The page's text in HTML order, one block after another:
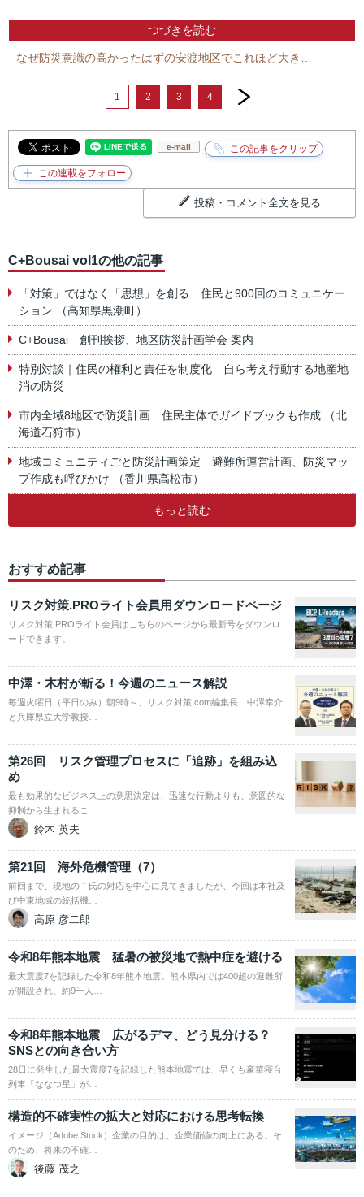
つづきを読む
なぜ防災意識の高かったはずの安渡地区でこれほど大き…
1 2 3 4
next
e-mail
投稿・コメント全文を見る
C+Bousai vol1の他の記事
「対策」ではなく「思想」を創る 住民と900回のコミュニケー
ション （高知県黒潮町）
C+Bousai 創刊挨拶、地区防災計画学会 案内
特別対談｜住民の権利と責任を制度化 自ら考え行動する地産地
消の防災
市内全域8地区で防災計画 住民主体でガイドブックも作成 （北
海道石狩市）
地域コミュニティごと防災計画策定 避難所運営計画、防災マッ
プ作成も呼びかけ （香川県高松市）
もっと読む
おすすめ記事
リスク対策.PROライト会員用ダウンロードページ
リスク対策.PROライト会員はこちらのページから最新号をダウンロ
ードできます。
中澤・木村が斬る！今週のニュース解説
毎週火曜日（平日のみ）朝9時～、リスク対策.com編集長 中澤幸介
と兵庫県立大学教授…
第26回 リスク管理プロセスに「追跡」を組み込
め
最も効果的なビジネス上の意思決定は、迅速な行動よりも、意図的な
抑制から生まれるこ…
鈴木 英夫
第21回 海外危機管理（7）
前回まで、現地のＴ氏の対応を中心に見てきましたが、今回は本社及
び中東地域の統括機…
高原 彦二郎
令和8年熊本地震 猛暑の被災地で熱中症を避ける
最大震度7を記録した令和8年熊本地震。熊本県内では400超の避難所
が開設され、約9千人…
令和8年熊本地震 広がるデマ、どう見分ける？
SNSとの向き合い方
28日に発生した最大震度7を記録した熊本地震では、早くも豪華寝台
列車「ななつ星」が…
構造的不確実性の拡大と対応における思考転換
イメージ（Adobe Stock）企業の目的は、企業価値の向上にある。そ
のため、将来の不確…
後藤 茂之